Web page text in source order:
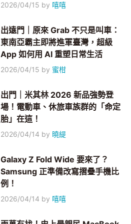
2026/04/15 by 嘻嘻
出遠門｜原來 Grab 不只是叫車：
東南亞霸主即將進軍臺灣，超級
App 如何用 AI 重塑日常生活
2026/04/15 by 蜜柑
出門｜米其林 2026 新品強勢登
場！電動車、休旅車族群的「命定
胎」在這！
2026/04/14 by 曉緹
Galaxy Z Fold Wide 要來了？
Samsung 正準備改寫摺疊手機比
例！
2026/04/14 by 嘻嘻